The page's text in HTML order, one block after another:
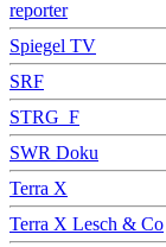
reporter
Spiegel TV
SRF
STRG_F
SWR Doku
Terra X
Terra X Lesch & Co